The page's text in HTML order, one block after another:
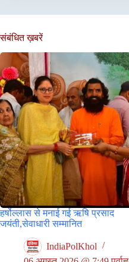
संबंधित ख़बरें
हर्षोल्लास से मनाई गई ऋषि प्रसाद
जयंती,सेवाधारी सम्मानित
IndiaPolKhol